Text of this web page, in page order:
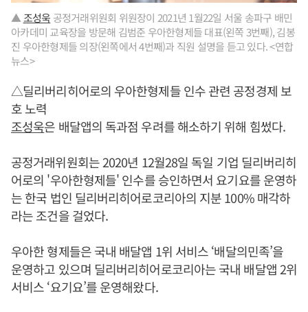
▲조성욱 공정거래위원회 위원장이 2021년 1월22일 서울 송파구 배민
아카데미 교육장을 방문해 김범준 우아한형제들 대표(왼쪽 3번째), 김봉
진 우아한형제들 의장(왼쪽에서 4번째)과 직원 설명을 듣고 있다. <연합
뉴스>
△딜리버리히어로의 우아한형제들 인수 관련 공정경제 보
호 노력
조성욱은 배달앱의 독과점 우려를 해소하기 위해 힘썼다.
공정거래위원회는 2020년 12월28일 독일 기업 딜리버리히
어로의 '우아한형제들' 인수를 승인하면서 요기요를 운영하
는 한국 법인 딜리버리히어로코리아의 지분 100% 매각하
라는 조건을 걸었다.
우아한 형제들은 국내 배달앱 1위 서비스 ‘배달의민족’을
운영하고 있으며 딜리버리히어로코리아는 국내 배달앱 2위
서비스 ‘요기요’를 운영해왔다.